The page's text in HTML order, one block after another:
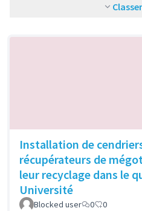
Installation de
récupérateurs de
leur recyclage dans le
Université
Blocked user 0 0